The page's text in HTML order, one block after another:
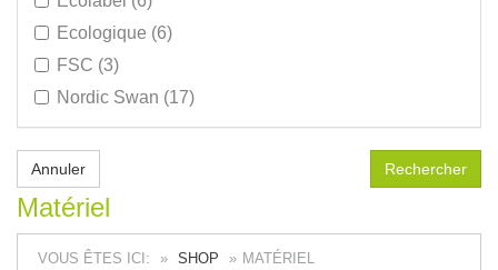
Plumeau / Tête de loup / Duster (13)
Raclettes - Food (27)
Raclettes (24)
Seaux (5)
Torchons (12)
Vikan (4)
Vikan (9)
Vileda (70)
Wecovi (4)
Ecologique (6)
FSC (3)
Nordic Swan (17)
Annuler
Matériel
VOUS ÊTES ICI: SHOP MATÉRIEL